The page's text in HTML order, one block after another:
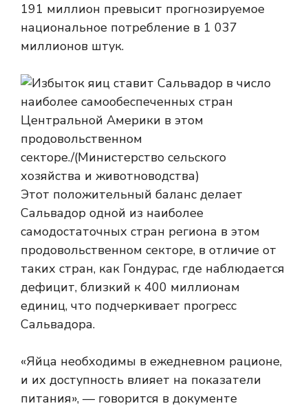
191 миллион превысит прогнозируемое
национальное потребление в 1 037
миллионов штук.
Этот положительный баланс делает
Сальвадор одной из наиболее
самодостаточных стран региона в этом
продовольственном секторе, в отличие от
таких стран, как Гондурас, где наблюдается
дефицит, близкий к 400 миллионам
единиц, что подчеркивает прогресс
Сальвадора.
«Яйца необходимы в ежедневном рационе,
и их доступность влияет на показатели
питания», — говорится в документе